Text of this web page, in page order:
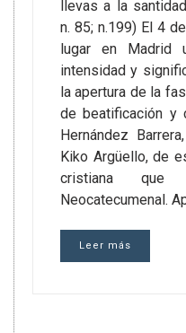
llevas a la
n. 85; n.199) El 4
lugar en Madrid
intensidad y
la apertura de la
de beatificación y
Hernández
Kiko Argüello, de
cristiana que
Neocatecumenal.
Leer más